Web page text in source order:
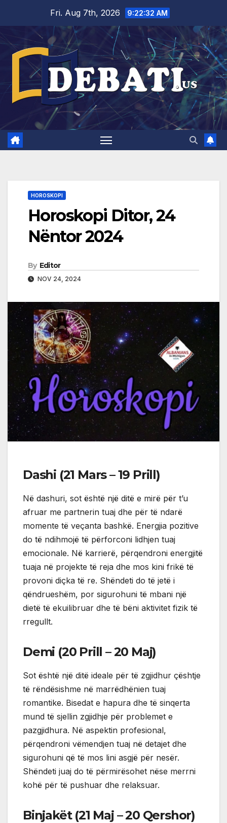
content
Fri. Aug 7th, 2026 9:22:33 AM
HOROSKOPI
Horoskopi Ditor, 24
Nëntor 2024
By Editor
NOV 24, 2024
Dashi (21 Mars – 19 Prill)
Në dashuri, sot është një ditë e mirë për t’u
afruar me partnerin tuaj dhe për të ndarë
momente të veçanta bashkë. Energjia pozitive
do të ndihmojë të përforconi lidhjen tuaj
emocionale. Në karrierë, përqendroni energjitë
tuaja në projekte të reja dhe mos kini frikë të
provoni diçka të re. Shëndeti do të jetë i
qëndrueshëm, por sigurohuni të mbani një
dietë të ekuilibruar dhe të bëni aktivitet fizik të
rregullt.
Demi (20 Prill – 20 Maj)
Sot është një ditë ideale për të zgjidhur çështje
të rëndësishme në marrëdhënien tuaj
romantike. Bisedat e hapura dhe të sinqerta
mund të sjellin zgjidhje për problemet e
pazgjidhura. Në aspektin profesional,
përqendroni vëmendjen tuaj në detajet dhe
sigurohuni që të mos lini asgjë për nesër.
Shëndeti juaj do të përmirësohet nëse merrni
kohë për të pushuar dhe relaksuar.
Binjakët (21 Maj – 20 Qershor)